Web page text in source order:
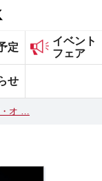
定
イベント
フェア
せ
オ …